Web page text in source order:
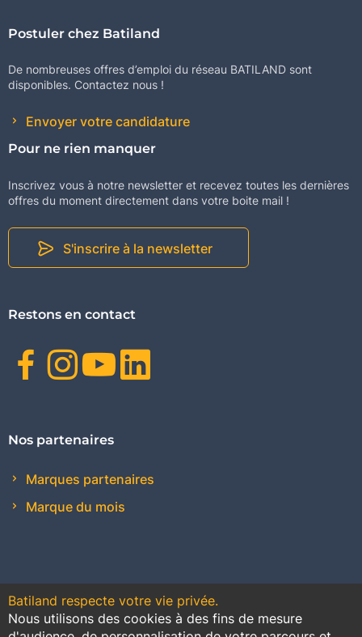
Postuler chez Batiland
De nombreuses offres d’emploi du réseau BATILAND sont
disponibles. Contactez nous !
Envoyer votre candidature
Pour ne rien manquer
Inscrivez vous à notre newsletter et recevez toutes les dernières
offres du moment directement dans votre boite mail !
S'inscrire à la newsletter
Restons en contact
Facebook
Instagram
Youtube
Nos partenaires
Marques partenaires
Marque du mois
Contact Conditions générales de vente
Batiland respecte votre vie privée.
Nous utilisons des cookies à des fins de mesure